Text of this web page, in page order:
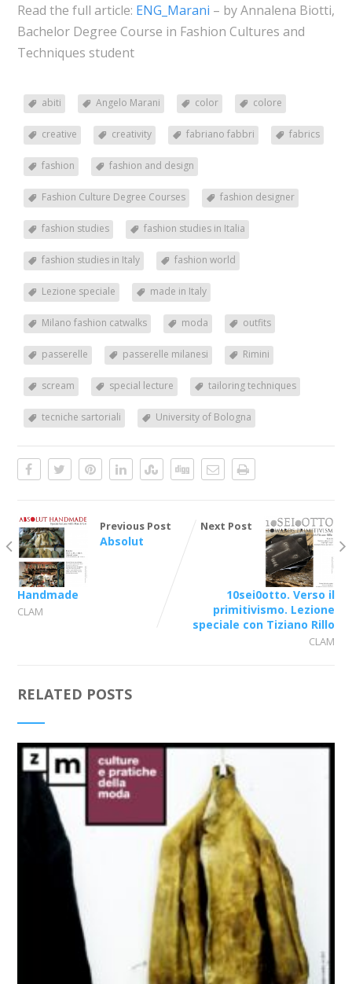
Read the full article: ENG_Marani – by Annalena Biotti,
Bachelor Degree Course in Fashion Cultures and
Techniques student
abiti Angelo Marani color colore
creative creativity fabriano fabbri fabrics
fashion fashion and design
Fashion Culture Degree Courses fashion designer
fashion studies fashion studies in Italia
fashion studies in Italy fashion world
Lezione speciale made in Italy
Milano fashion catwalks moda outfits
passerelle passerelle milanesi Rimini
scream special lecture tailoring techniques
tecniche sartoriali University of Bologna
Previous Post
Absolut
Handmade
CLAM
Next Post
10sei0otto. Verso il
primitivismo. Lezione
speciale con Tiziano Rillo
CLAM
RELATED POSTS